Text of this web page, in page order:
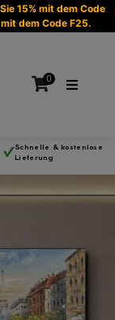
15% mit dem Code
dem Code F25.
0
Schnelle & kostenlose
Lieferung